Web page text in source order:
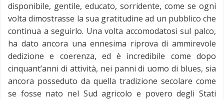
disponibile, gentile, educato, sorridente, come se ogni
volta dimostrasse la sua gratitudine ad un pubblico che
continua a seguirlo. Una volta accomodatosi sul palco,
ha dato ancora una ennesima riprova di ammirevole
dedizione e coerenza, ed è incredibile come dopo
cinquant’anni di attività, nei panni di uomo di blues, sia
ancora posseduto da quella tradizione secolare come
se fosse nato nel Sud agricolo e povero degli Stati